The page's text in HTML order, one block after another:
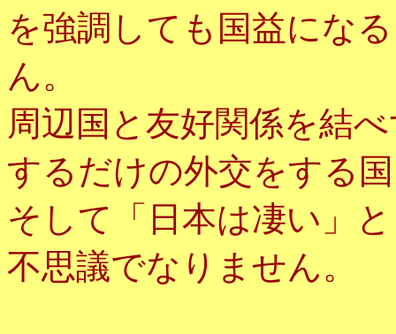
を強調しても国益にな
ん。
周辺国と友好関係を結
するだけの外交をする
そして「日本は凄い」
不思議でなりません。